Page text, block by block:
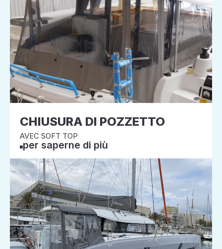
CHIUSURA DI POZZETTO
AVEC SOFT TOP
per saperne di più